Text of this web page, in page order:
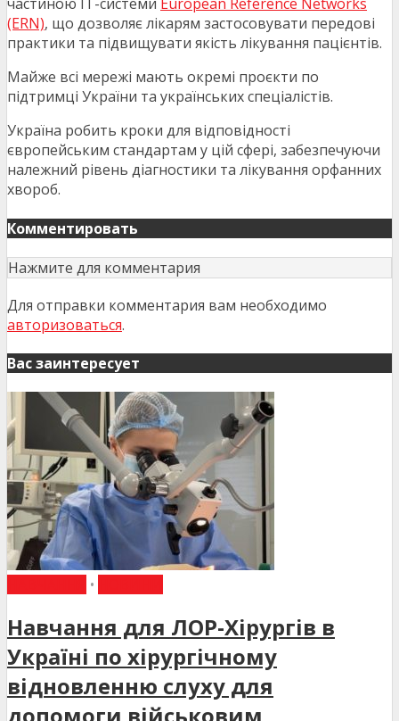
частиною IT-системи European Reference Networks
(ERN), що дозволяє лікарям застосовувати передові
практики та підвищувати якість лікування пацієнтів.
Майже всі мережі мають окремі проєкти по
підтримці України та українських спеціалістів.
Україна робить кроки для відповідності
європейським стандартам у цій сфері, забезпечуючи
належний рівень діагностики та лікування орфанних
хвороб.
Комментировать
Нажмите для комментария
Для отправки комментария вам необходимо
авторизоваться.
Вас заинтересует
•
Навчання для ЛОР-Хірургів в
Україні по хірургічному
відновленню слуху для